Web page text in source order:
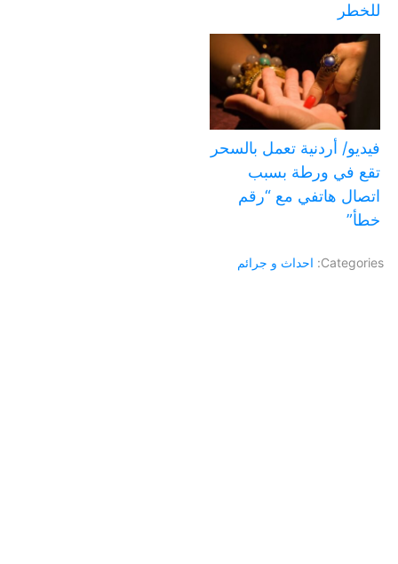
للخطر
فيديو/ أردنية تعمل بالسحر
تقع في ورطة بسبب
اتصال هاتفي مع “رقم
خطأ”
Categories: احداث و جرائم